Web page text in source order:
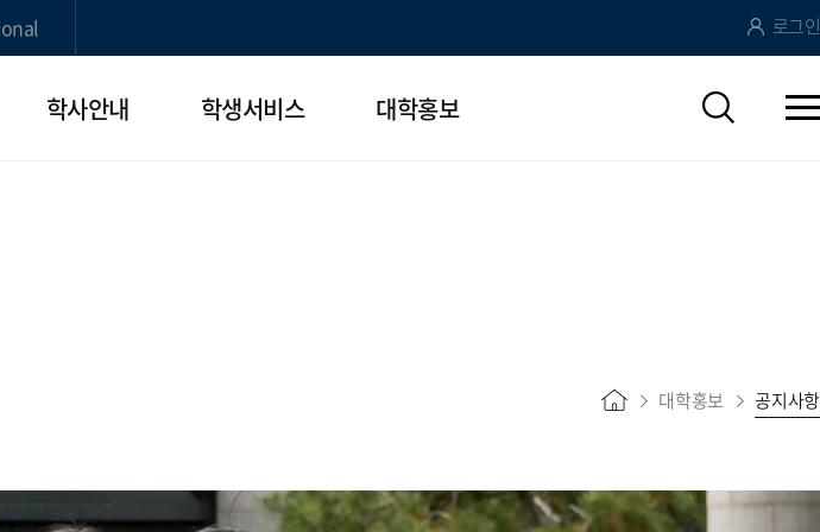
로그인
학사안내 학생서비스 대학홍보
대학홍보 공지사항